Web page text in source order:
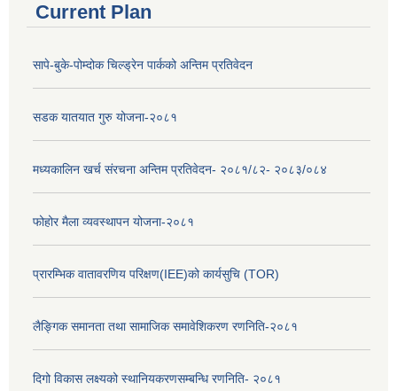
Current Plan
सापे-बुके-पोम्दोक चिल्ड्रेन पार्कको अन्तिम प्रतिवेदन
सडक यातयात गुरु योजना-२०८१
मध्यकालिन खर्च संरचना अन्तिम प्रतिवेदन- २०८१/८२- २०८३/०८४
फोहोर मैला व्यवस्थापन योजना-२०८१
प्रारम्भिक वातावरणिय परिक्षण(IEE)को कार्यसुचि (TOR)
लैङ्‍गिक समानता तथा सामाजिक समावेशिकरण रणनिति-२०८१
दिगो विकास लक्ष्यको स्थानियकरणसम्बन्धि रणनिति- २०८१